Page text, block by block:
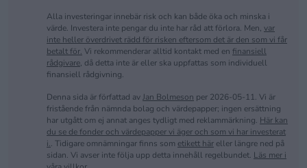
Alla investeringar innebär risk och kan både öka och minska i
värde. Investera inte pengar du inte har råd att förlora. Men, var
inte heller överdrivet rädd för risken eftersom det är den som vi får
betalt för. Vi rekommenderar alltid kontakt med en finansiell
rådgivare, då detta inte är eller ska uppfattas som individuell
finansiell rådgivning.
Denna sida är författad avJan Bolmeson per 2026-05-11. Vi är
fristående från nämnda bolag och värdepapper; ingen ersättning
har utgått om ej annat anges tydligt med reklammärkning. Här kan
du se de fonder och värdepapper vi äger och som vi har investerat
i.. Tidigare omnämningar finns som etikett här eller längre ned på
sidan. Vi avser inte följa upp detta innehåll regelbundet. Läs mer i